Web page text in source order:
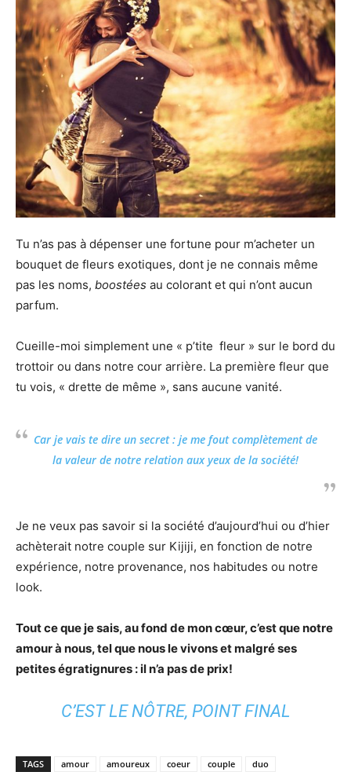
Tu n’as pas à dépenser une fortune pour m’acheter un
bouquet de fleurs exotiques, dont je ne connais même
pas les noms, boostées au colorant et qui n’ont aucun
parfum.
Cueille-moi simplement une « p’tite fleur » sur le bord du
trottoir ou dans notre cour arrière. La première fleur que
tu vois, « drette de même », sans aucune vanité.
Car je vais te dire un secret : je me fout complètement de
la valeur de notre relation aux yeux de la société!
Je ne veux pas savoir si la société d’aujourd’hui ou d’hier
achèterait notre couple sur Kijiji, en fonction de notre
expérience, notre provenance, nos habitudes ou notre
look.
Tout ce que je sais, au fond de mon cœur, c’est que notre
amour à nous, tel que nous le vivons et malgré ses
petites égratignures : il n’a pas de prix!
C’EST LE NÔTRE, POINT FINAL
TAGS amour amoureux coeur couple
duo